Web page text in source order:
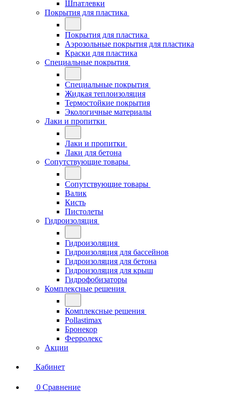
Шпатлевки
Покрытия для пластика
Покрытия для пластика
Аэрозольные покрытия для пластика
Краски для пластика
Специальные покрытия
Специальные покрытия
Жидкая теплоизоляция
Термостойкие покрытия
Экологичные материалы
Лаки и пропитки
Лаки и пропитки
Лаки для бетона
Сопутствующие товары
Сопутствующие товары
Валик
Кисть
Пистолеты
Гидроизоляция
Гидроизоляция
Гидроизоляция для бассейнов
Гидроизоляция для бетона
Гидроизоляция для крыш
Гидрофобизаторы
Комплексные решения
Комплексные решения
Pollastimax
Бронекор
Ферролекс
Акции
Кабинет
0 Сравнение